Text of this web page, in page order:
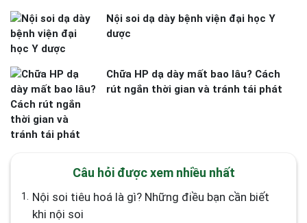
Nội soi dạ dày bệnh viện đại học Y
dược
Chữa HP dạ dày mất bao lâu? Cách
rút ngắn thời gian và tránh tái phát
Câu hỏi được xem nhiều nhất
1.
Nội soi tiêu hoá là gì? Những điều bạn cần biết
khi nội soi